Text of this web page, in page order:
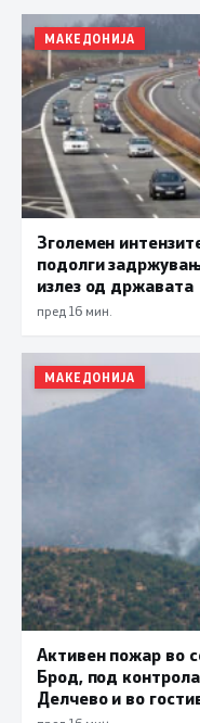
МАКЕДОНИЈА
Зголемен
подолги
излез од државата
пред 16 мин.
МАКЕДОНИЈА
Активен пожар во
Брод, под
Делчево и во